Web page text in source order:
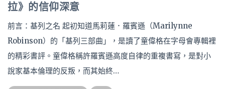
拉》的信仰深意
前言：基列之名 起初知道馬莉蓮．羅賓遜（Marilynne
Robinson）的「基列三部曲」，是讀了童偉格在字母會專輯裡
的精彩書評。童偉格稱許羅賓遜高度自律的重複書寫，是對小
說家基本倫理的反叛，而其始終…